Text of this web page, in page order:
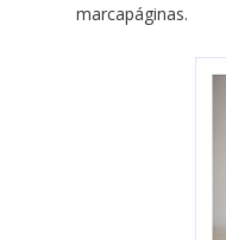
marcapáginas.